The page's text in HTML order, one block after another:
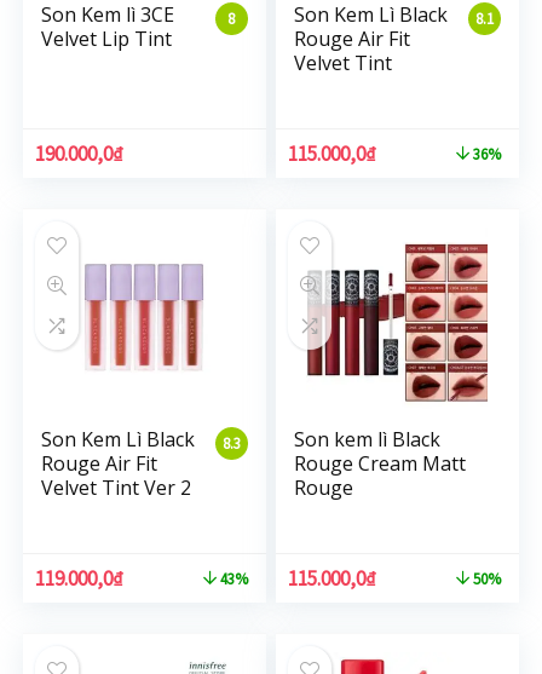
8
Son Kem lì 3CE
Velvet Lip Tint
190.000,0₫
8.1
Son Kem Lì Black
Rouge Air Fit
Velvet Tint
115.000,0₫ 36%
8.3
Son Kem Lì Black
Rouge Air Fit
Velvet Tint Ver 2
119.000,0₫ 43%
Son kem lì Black
Rouge Cream Matt
Rouge
115.000,0₫ 50%